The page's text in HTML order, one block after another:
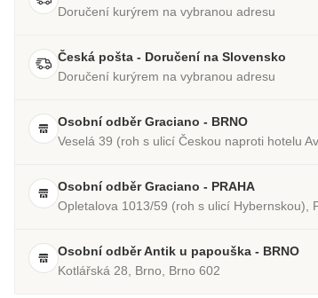
Doručení kurýrem na vybranou adresu
Česká pošta - Doručení na Slovensko
Doručení kurýrem na vybranou adresu
Osobní odběr Graciano - BRNO
Veselá 39 (roh s ulicí Českou naproti hotelu
Osobní odběr Graciano - PRAHA
Opletalova 1013/59 (roh s ulicí Hybernskou),
Osobní odběr Antik u papouška - BRNO
Kotlářská 28, Brno, Brno 602